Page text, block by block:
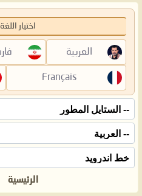
اختيار
العربية
Français
الرئيسية